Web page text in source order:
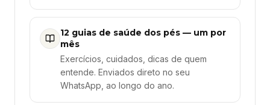
12 guias de saúde dos pés — um por
mês
Exercícios, cuidados, dicas de quem
entende. Enviados direto no seu
WhatsApp, ao longo do ano.